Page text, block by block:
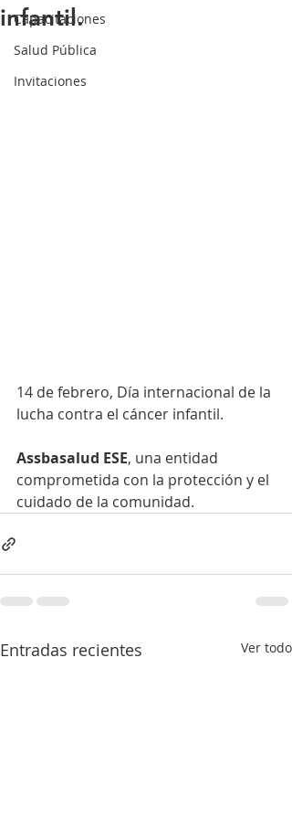
Capacitaciones
Salud Pública
Invitaciones
infantil.
14 de febrero, Día internacional de la
lucha contra el cáncer infantil.
Assbasalud ESE, una entidad
comprometida con la protección y el
cuidado de la comunidad.
Entradas recientes Ver todo